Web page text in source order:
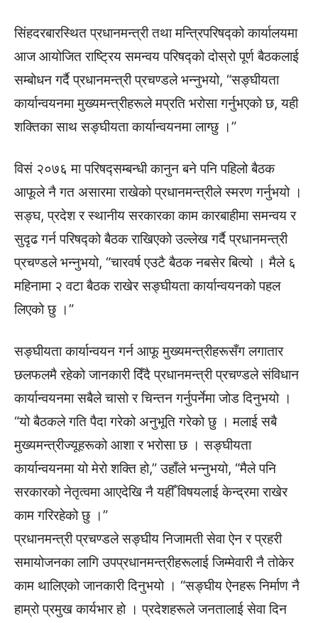
सिंहदरबारस्थित प्रधानमन्त्री तथा मन्त्रिपरिषद्को कार्यालयमा
आज आयोजित राष्ट्रिय समन्वय परिषद्को दोस्रो पूर्ण बैठकलाई
सम्बोधन गर्दै प्रधानमन्त्री प्रचण्डले भन्नुभयो, “सङ्घीयता
कार्यान्वयनमा मुख्यमन्त्रीहरूले मप्रति भरोसा गर्नुभएको छ, यही
शक्तिका साथ सङ्घीयता कार्यान्वयनमा लाग्छु ।”
विसं २०७६ मा परिषद्सम्बन्धी कानुन बने पनि पहिलो बैठक
आफूले नै गत असारमा राखेको प्रधानमन्त्रीले स्मरण गर्नुभयो ।
सङ्घ, प्रदेश र स्थानीय सरकारका काम कारबाहीमा समन्वय र
सुदृढ गर्न परिषद्को बैठक राखिएको उल्लेख गर्दै प्रधानमन्त्री
प्रचण्डले भन्नुभयो, “चारवर्ष एउटै बैठक नबसेर बित्यो । मैले ६
महिनामा २ वटा बैठक राखेर सङ्घीयता कार्यान्वयनको पहल
लिएको छु ।”
सङ्घीयता कार्यान्वयन गर्न आफू मुख्यमन्त्रीहरूसँग लगातार
छलफलमै रहेको जानकारी दिँदै प्रधानमन्त्री प्रचण्डले संविधान
कार्यान्वयनमा सबैले चासो र चिन्तन गर्नुपर्नेमा जोड दिनुभयो ।
“यो बैठकले गति पैदा गरेको अनुभूति गरेको छु । मलाई सबै
मुख्यमन्त्रीज्यूहरूको आशा र भरोसा छ । सङ्घीयता
कार्यान्वयनमा यो मेरो शक्ति हो,” उहाँले भन्नुभयो, “मैले पनि
सरकारको नेतृत्वमा आएदेखि नै यहीँ विषयलाई केन्द्रमा राखेर
काम गरिरहेको छु ।”
प्रधानमन्त्री प्रचण्डले सङ्घीय निजामती सेवा ऐन र प्रहरी
समायोजनका लागि उपप्रधानमन्त्रीहरूलाई जिम्मेवारी नै तोकेर
काम थालिएको जानकारी दिनुभयो । “सङ्घीय ऐनहरू निर्माण नै
हाम्रो प्रमुख कार्यभार हो । प्रदेशहरूले जनतालाई सेवा दिन